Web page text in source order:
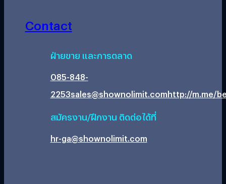
Contact
ฝ่ายขาย และการตลาด
085-848-
2253sales@shownolimit.comhttp://m.me/
สมัครงาน/ฝึกงาน ติดต่อได้ที่
hr-ga@shownolimit.com